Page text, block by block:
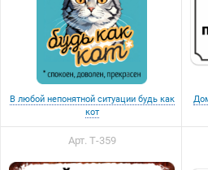
В любой непонятной ситуации будь как
кот
Арт. Т-359